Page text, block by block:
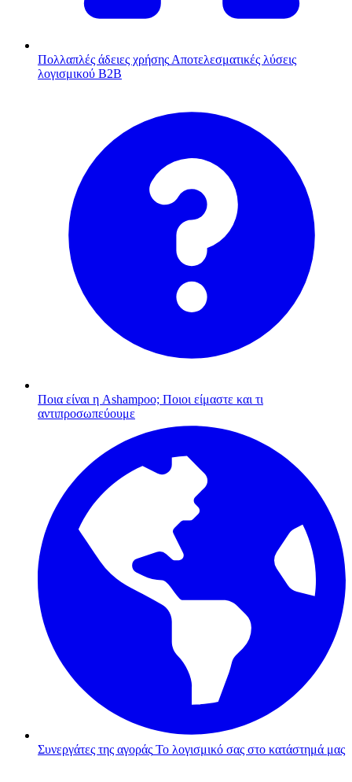
Πολλαπλές άδειες χρήσης Αποτελεσματικές λύσεις
λογισμικού B2B
Ποια είναι η Ashampoo; Ποιοι είμαστε και τι
αντιπροσωπεύουμε
Συνεργάτες της αγοράς Το λογισμικό σας στο κατάστημά μας